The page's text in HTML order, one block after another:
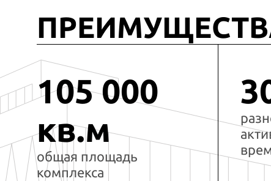
105 000
кв.м
общая площадь
комплекса